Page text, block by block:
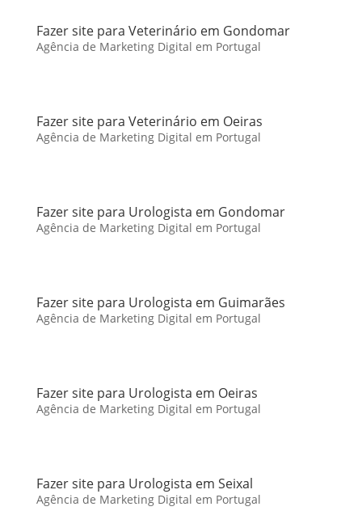
Fazer site para Veterinário em Gondomar
Agência de Marketing Digital em Portugal
Fazer site para Veterinário em Oeiras
Agência de Marketing Digital em Portugal
Fazer site para Urologista em Gondomar
Agência de Marketing Digital em Portugal
Fazer site para Urologista em Guimarães
Agência de Marketing Digital em Portugal
Fazer site para Urologista em Oeiras
Agência de Marketing Digital em Portugal
Fazer site para Urologista em Seixal
Agência de Marketing Digital em Portugal